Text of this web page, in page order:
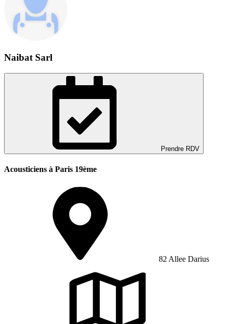
Naibat Sarl
Prendre RDV
Acousticiens à Paris 19ème
82 Allee Darius